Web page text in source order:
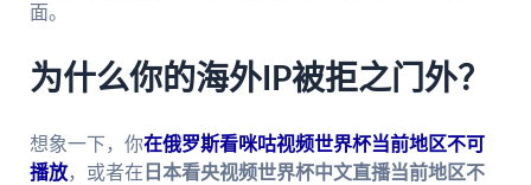
面。
为什么你的海外IP被拒之门外？
想象一下，你在俄罗斯看咪咕视频世界杯当前地区不可
播放，或者在 日本看央视频世界杯中文直播当前地区不